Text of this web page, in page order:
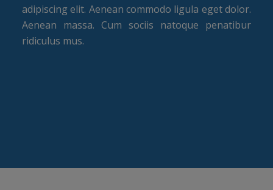
adipiscing elit. Aenean commodo ligula eget dolor.
Aenean massa. Cum sociis natoque penatibur
ridiculus mus.